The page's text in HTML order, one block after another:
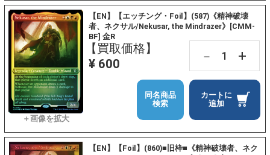
【EN】【エッチング・Foil】(587)《精神破壊
者、ネクサル/Nekusar, the Mindrazer》[CMM-
BF] 金R
【買取価格】
¥ 600
－ +
カートに
追加
同名商品
検索
【EN】【Foil】(860)■旧枠■《精神破壊者、ネク